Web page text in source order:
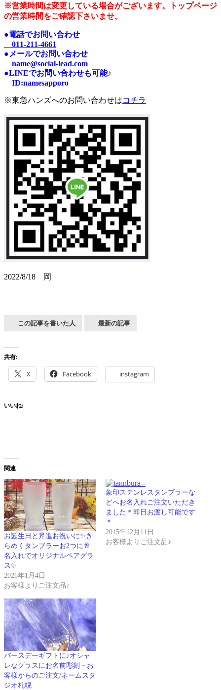
※営業時間は変更している場合がございます。トップページ
の営業時間をご確認下さいませ。
●電話でお問い合わせ
011-211-4661
●メールでお問い合わせ
name@social-lead.com
●LINEでお問い合わせも可能♪
ID:namesapporo
※東急ハンズへのお問い合わせはコチラ
2022/8/18 岡
この記事を書いた人 最新の記事
共有:
X Facebook instagram
いいね:
関連
お誕生日と昇進お祝いに✨き
らめくタンブラーお2つに🥂
名入れでオリジナルペアグラ
ス✨
2026年1月4日
お客様よりご注文品♪
象印ステンレスタンブラーな
どへお名入れご注文いただき
ました＊即日お渡し可能です
＊
2015年12月11日
お客様よりご注文品♪
バースデーギフトに♪オシャ
レなグラスにお名前彫刻－お
客様からのご注文/ネームスタ
ジオ札幌